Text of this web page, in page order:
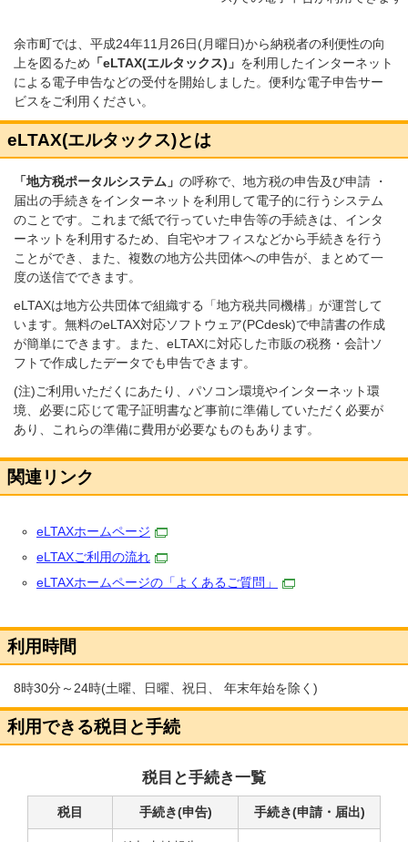
余市町では、平成24年11月26日(月曜日)から納税者の利便性の向
上を図るため 「eLTAX(エルタックス)」 を利用したインターネット
による電子申告などの受付を開始しました。便利な電子申告サー
ビスをご利用ください。
eLTAX(エルタックス)とは
「地方税ポータルシステム」 の呼称で、地方税の申告及び申請 ・
届出の手続きをインターネットを利用して電子的に行うシステム
のことです。これまで紙で行っていた申告等の手続きは、インタ
ーネットを利用するため、自宅やオフィスなどから手続きを行う
ことができ、また、複数の地方公共団体への申告が、まとめて一
度の送信でできます。
eLTAXは地方公共団体で組織する「地方税共同機構」が運営して
います。無料のeLTAX対応ソフトウェア(PCdesk)で申請書の作成
が簡単にできます。また、eLTAXに対応した市販の税務・会計ソ
フトで作成したデータでも申告できます。
(注)ご利用いただくにあたり、パソコン環境やインターネット環
境、必要に応じて電子証明書など事前に準備していただく必要が
あり、これらの準備に費用が必要なものもあります。
関連リンク
eLTAXホームページ
eLTAXご利用の流れ
eLTAXホームページの「よくあるご質問」
利用時間
8時30分～24時(土曜、日曜、祝日、 年末年始を除く)
利用できる税目と手続
税目と手続き一覧
税目 手続き(申告) 手続き(申請・届出)